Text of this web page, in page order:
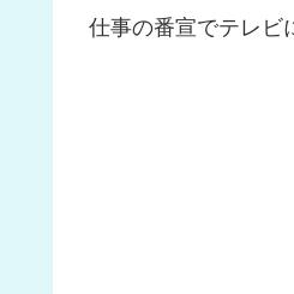
仕事の番宣でテレビ